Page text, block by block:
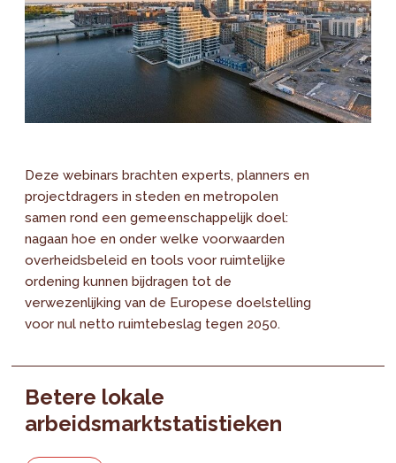
Deze webinars brachten experts, planners en
projectdragers in steden en metropolen
samen rond een gemeenschappelijk doel:
nagaan hoe en onder welke voorwaarden
overheidsbeleid en tools voor ruimtelijke
ordening kunnen bijdragen tot de
verwezenlijking van de Europese doelstelling
voor nul netto ruimtebeslag tegen 2050.
Betere lokale
arbeidsmarktstatistieken